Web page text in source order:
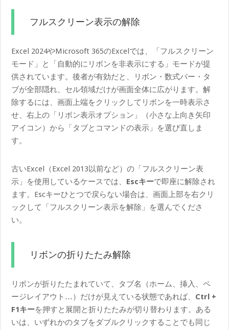
フルスクリーン表示の解除
Excel 2024やMicrosoft 365のExcelでは、「フルスクリーン
モード」と「自動的にリボンを非表示にする」モードが提
供されています。後者が有効だと、リボン・数式バー・タ
ブが全部隠れ、セル領域だけが画面全体に広がります。解
除するには、画面上端をクリックしてリボンを一時表示さ
せ、右上の「リボン表示オプション」（小さな上向き矢印
アイコン）から「タブとコマンドの表示」を選び直しま
す。
古いExcel（Excel 2013以前など）の「フルスクリーン表
示」を使用しているケースでは、 Escキーで即座に解除され
ます。Escキーひとつで戻らない場合は、画面上部を右クリ
ックして「フルスクリーン表示を解除」を選んでくださ
い。
リボンの折りたたみ解除
リボンが折りたたまれていて、タブ名（ホーム、挿入、ペ
ージレイアウト…）だけが見えている状態であれば、 Ctrl +
F1キーを押すと展開と折りたたみが切り替わります。ある
いは、いずれかのタブをダブルクリックすることでも同じ